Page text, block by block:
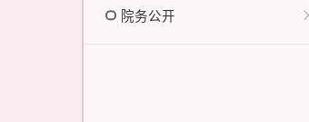
院务公开